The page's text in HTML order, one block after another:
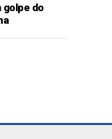
golpe do